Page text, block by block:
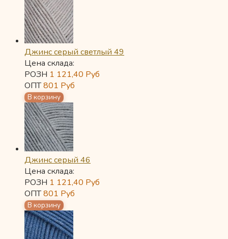
Джинс серый светлый 49
Цена склада:
РОЗН 1 121,40 Руб
ОПТ801 Руб
Джинс серый 46
Цена склада:
РОЗН 1 121,40 Руб
ОПТ801 Руб